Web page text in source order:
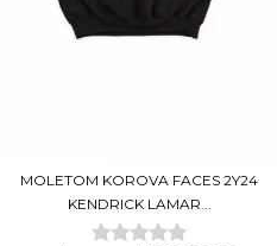
MOLETOM KOROVA FACES 2Y24
KENDRICK LAMAR...